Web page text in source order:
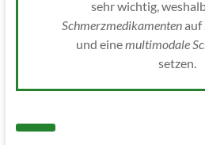
sehr wichtig,
Schmerzmedikamentenauf
und eine multimodale
setzen.